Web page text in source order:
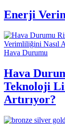
Enerji
Hava Durumu
Hava
Teknoloji
Artırıyor?